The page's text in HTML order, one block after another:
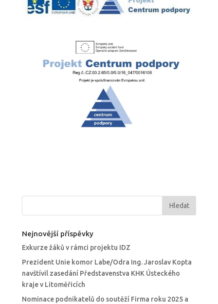
Nejnovější příspěvky
Exkurze žáků v rámci projektu IDZ
Prezident Unie komor Labe/Odra Ing. Jaroslav Kopta
navštívil zasedání Představenstva KHK Ústeckého
kraje v Litoměřicích
Nominace podnikatelů do soutěží Firma roku 2025 a